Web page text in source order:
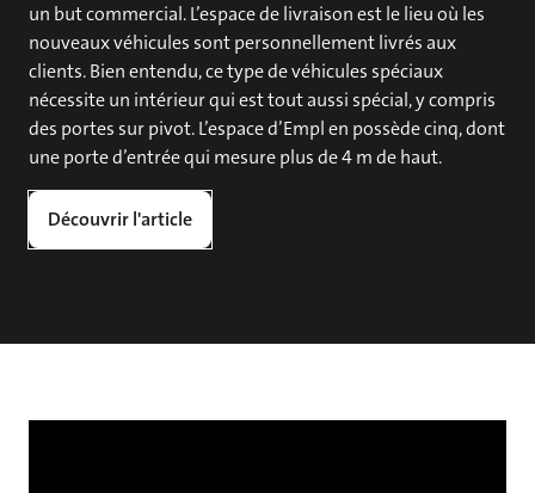
un but commercial. L’espace de livraison est le lieu où les
nouveaux véhicules sont personnellement livrés aux
clients. Bien entendu, ce type de véhicules spéciaux
nécessite un intérieur qui est tout aussi spécial, y compris
des portes sur pivot. L’espace d’Empl en possède cinq, dont
une porte d’entrée qui mesure plus de 4 m de haut.
Découvrir l'article